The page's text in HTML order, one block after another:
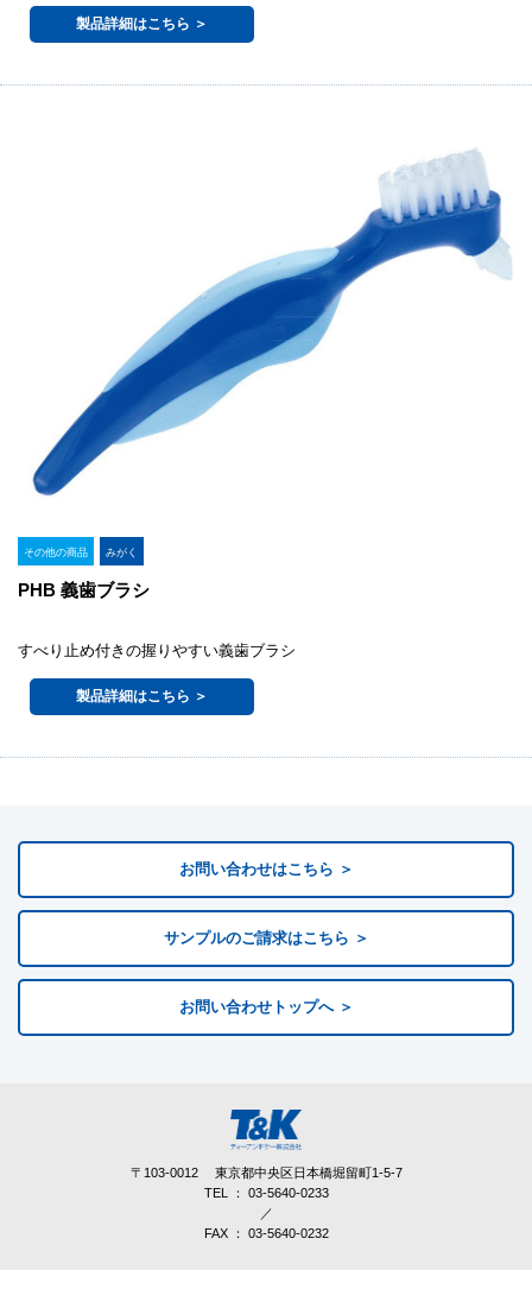
製品詳細はこちら ＞
その他の商品 みがく
PHB 義歯ブラシ
すべり止め付きの握りやすい義歯ブラシ
製品詳細はこちら ＞
お問い合わせはこちら ＞
サンプルのご請求はこちら ＞
お問い合わせトップへ ＞
〒103-0012
東京都中央区日本橋堀留町1-5-7
TEL ： 03-5640-0233
／
FAX ： 03-5640-0232